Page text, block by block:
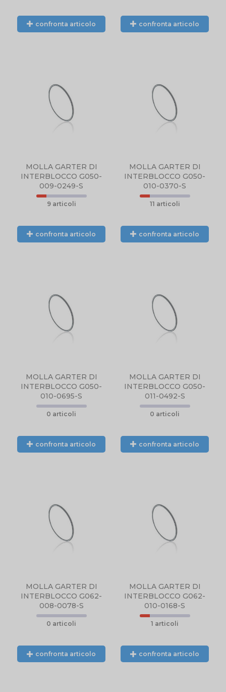
confronta articolo confronta articolo
MOLLA GARTER DI
INTERBLOCCO G050-
009-0249-S
9 articoli
confronta articolo
MOLLA GARTER DI
INTERBLOCCO G050-
010-0370-S
11 articoli
confronta articolo
MOLLA GARTER DI
INTERBLOCCO G050-
010-0695-S
0 articoli
confronta articolo
TELEFONICAMENTE
O TRAMITE EMAIL.
MOLLA GARTER DI
INTERBLOCCO G050-
011-0492-S
0 articoli
confronta articolo
MOLLA GARTER DI
INTERBLOCCO G062-
008-0078-S
0 articoli
confronta articolo
MOLLA GARTER DI
INTERBLOCCO G062-
010-0168-S
1 articoli
confronta articolo